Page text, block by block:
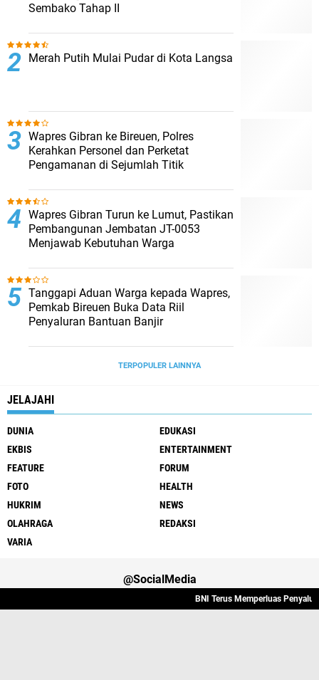
Sembako Tahap II
Merah Putih Mulai Pudar di Kota Langsa
Wapres Gibran ke Bireuen, Polres
Kerahkan Personel dan Perketat
Pengamanan di Sejumlah Titik
Wapres Gibran Turun ke Lumut, Pastikan
Pembangunan Jembatan JT-0053
Menjawab Kebutuhan Warga
Tanggapi Aduan Warga kepada Wapres,
Pemkab Bireuen Buka Data Riil
Penyaluran Bantuan Banjir
TERPOPULER LAINNYA
JELAJAHI
DUNIA
EDUKASI
EKBIS
ENTERTAINMENT
FEATURE
FORUM
FOTO
HEALTH
HUKRIM
NEWS
OLAHRAGA
REDAKSI
VARIA
@SocialMedia
BNI Terus Memperluas